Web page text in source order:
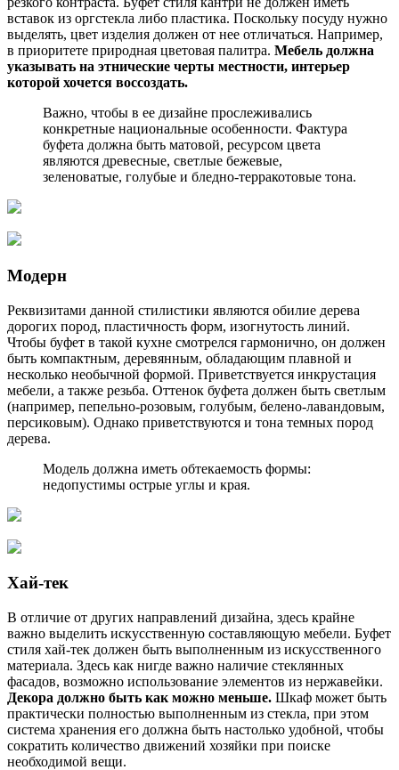
вставок из оргстекла либо пластика. Поскольку посуду нужно
выделять, цвет изделия должен от нее отличаться. Например,
в приоритете природная цветовая палитра. Мебель должна
указывать на этнические черты местности, интерьер
которой хочется воссоздать.
Важно, чтобы в ее дизайне прослеживались
конкретные национальные особенности. Фактура
буфета должна быть матовой, ресурсом цвета
являются древесные, светлые бежевые,
зеленоватые, голубые и бледно-терракотовые тона.
Модерн
Реквизитами данной стилистики являются обилие дерева
дорогих пород, пластичность форм, изогнутость линий.
Чтобы буфет в такой кухне смотрелся гармонично, он должен
быть компактным, деревянным, обладающим плавной и
несколько необычной формой. Приветствуется инкрустация
мебели, а также резьба. Оттенок буфета должен быть светлым
(например, пепельно-розовым, голубым, белено-лавандовым,
персиковым). Однако приветствуются и тона темных пород
дерева.
Модель должна иметь обтекаемость формы:
недопустимы острые углы и края.
Хай-тек
В отличие от других направлений дизайна, здесь крайне
важно выделить искусственную составляющую мебели. Буфет
стиля хай-тек должен быть выполненным из искусственного
материала. Здесь как нигде важно наличие стеклянных
фасадов, возможно использование элементов из нержавейки.
Декора должно быть как можно меньше. Шкаф может быть
практически полностью выполненным из стекла, при этом
система хранения его должна быть настолько удобной, чтобы
сократить количество движений хозяйки при поиске
необходимой вещи.